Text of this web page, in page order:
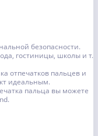
безопасности.
гостиницы, школы и т.
отпечатков пальцев и
идеальным.
пальца вы можете